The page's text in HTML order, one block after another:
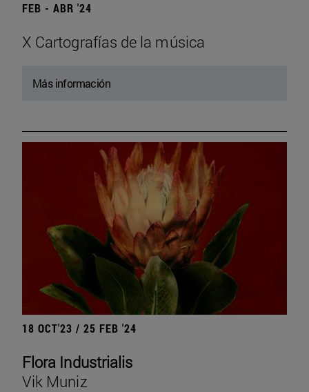
FEB - ABR '24
X Cartografías de la música
Más información
18 OCT'23 / 25 FEB '24
Flora Industrialis
Vik Muniz